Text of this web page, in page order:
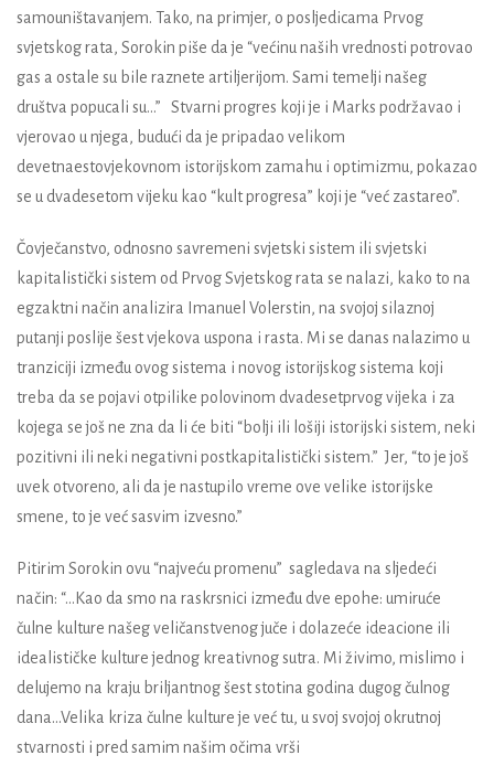
samouništavanjem. Tako, na primjer, o posljedicama Prvog
svjetskog rata, Sorokin piše da je “većinu naših vrednosti potrovao
gas a ostale su bile raznete artiljerijom. Sami temelji našeg
društva popucali su...” Stvarni progres koji je i Marks podržavao i
vjerovao u njega, budući da je pripadao velikom
devetnaestovjekovnom istorijskom zamahu i optimizmu, pokazao
se u dvadesetom vijeku kao “kult progresa” koji je “već zastareo”.
Čovječanstvo, odnosno savremeni svjetski sistem ili svjetski
kapitalistički sistem od Prvog Svjetskog rata se nalazi, kako to na
egzaktni način analizira Imanuel Volerstin, na svojoj silaznoj
putanji poslije šest vjekova uspona i rasta. Mi se danas nalazimo u
tranziciji između ovog sistema i novog istorijskog sistema koji
treba da se pojavi otpilike polovinom dvadesetprvog vijeka i za
kojega se još ne zna da li će biti “bolji ili lošiji istorijski sistem, neki
pozitivni ili neki negativni postkapitalistički sistem.” Jer, “to je još
uvek otvoreno, ali da je nastupilo vreme ove velike istorijske
smene, to je već sasvim izvesno.”
Pitirim Sorokin ovu “najveću promenu” sagledava na sljedeći
način: “...Kao da smo na raskrsnici između dve epohe: umiruće
čulne kulture našeg veličanstvenog juče i dolazeće ideacione ili
idealističke kulture jednog kreativnog sutra. Mi živimo, mislimo i
delujemo na kraju briljantnog šest stotina godina dugog čulnog
dana...Velika kriza čulne kulture je već tu, u svoj svojoj okrutnoj
stvarnosti i pred samim našim očima vrši